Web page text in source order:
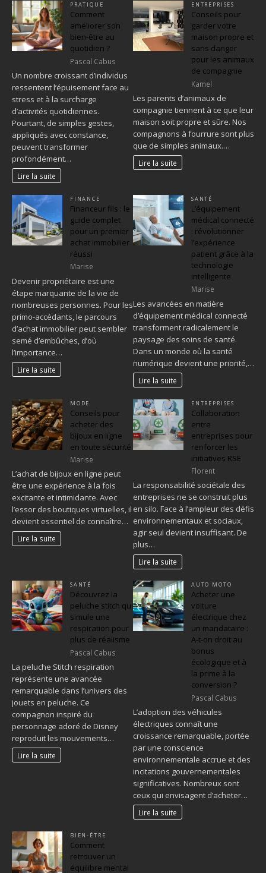
PRATIQUE
Comment
améliorer son
bien-être au
quotidien ?
Pascal Cabus
Un nombre croissant d’individus
ressentent l’épuisement face au
stress et à la surcharge
d’activités quotidiennes.
Pourtant, de simples gestes,
appliqués avec constance,
peuvent transformer
profondément…
Lire la suite
ENTREPRISES
Conseils pour
garder votre
maison propre et
sans danger
pour les animaux
de compagnie
Kamel
Les parents d’animaux de
compagnie tiennent à ce que leur
maison soit propre et sûre. Nos
compagnons à fourrure sont plus
que de simples animaux.…
Lire la suite
FINANCE
Financeur fils : le
guide complet
pour un premier
achat immobilier
réussi
Marise
Devenir propriétaire est une
étape marquante de la vie de
nombreuses personnes. Pour les
primo-accédants, le parcours
d’achat immobilier peut sembler
semé d’embûches, d’où
l’importance…
Lire la suite
SANTÉ
L’équipement
médical connecté
: révolutionner
l’expérience
patient grâce à la
technologie
intelligente
Marise
Les avancées en matière
d’équipement médical connecté
transforment radicalement le
paysage des soins de santé.
Dans un monde où la santé
numérique devient une priorité,…
Lire la suite
MODE
Conseils pour
acheter des
bijoux en ligne
en toute sécurité
Marise
L’achat de bijoux en ligne peut
être une expérience à la fois
excitante et intimidante. Avec
l’essor des boutiques virtuelles, il
devient essentiel de connaître…
Lire la suite
ENTREPRISES
Collaboration
entre
entreprises pour
renforcer les
initiatives RSE
Florent
La responsabilité sociétale des
entreprises ne se construit plus
en silo. Face à l’ampleur des défis
environnementaux et sociaux,
agir seul devient insuffisant. De
plus…
Lire la suite
SANTÉ
Découvrez la
peluche stitch qui
simule une
respiration pour
plus de réalisme
Pascal Cabus
La peluche Stitch respiration
représente une avancée
remarquable dans l’univers des
jouets en peluche. Ce
compagnon inspiré du
personnage adoré de Disney
reproduit les mouvements…
Lire la suite
AUTO MOTO
Acheter une
voiture
électrique chez
un mandataire :
A-t-on droit au
bonus
écologique et à
la prime à la
conversion ?
Pascal Cabus
L’adoption des véhicules
électriques connaît une
croissance remarquable, portée
par une conscience
environnementale accrue et des
incitations gouvernementales
significatives. Nombreux sont
ceux qui envisagent d’acheter…
Lire la suite
BIEN-ÊTRE
Comment
retrouver un
équilibre mental